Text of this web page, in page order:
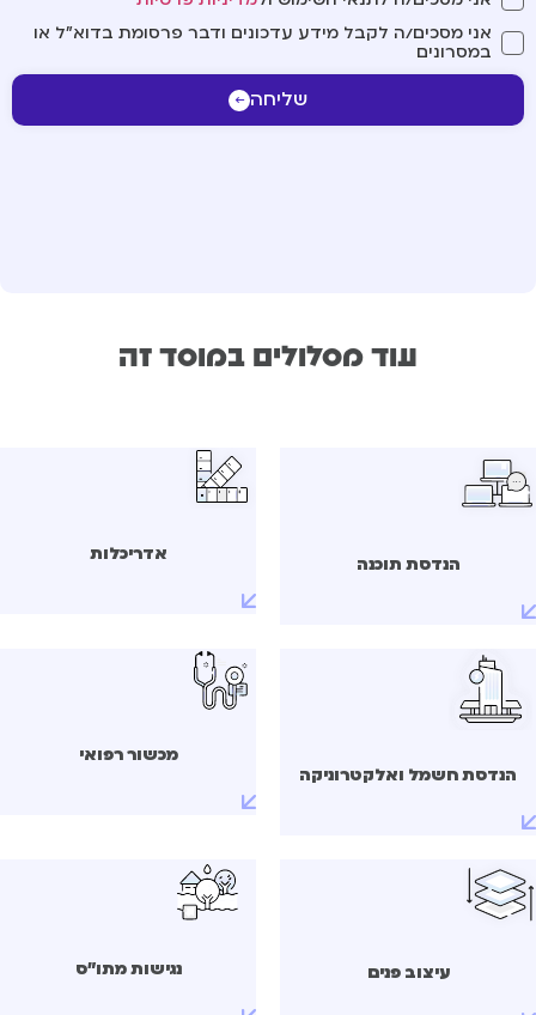
אני מסכים/ה לקבל מידע עדכונים ודבר פרסומת בדוא"ל או
במסרונים
שליחה
עוד מסלולים במוסד זה
הנדסת תוכנה אדריכלות
הנדסת חשמל ואלקטרוניקה
מכשור רפואי
עיצוב פנים נגישות מתו"ס